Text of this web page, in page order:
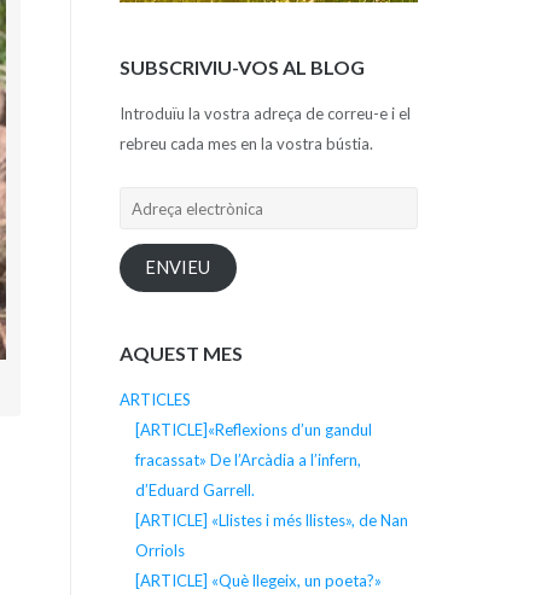
SUBSCRIVIU-VOS AL BLOG
Introduïu la vostra adreça de correu-e i el
rebreu cada mes en la vostra bústia.
Adreça
ENVIEU
AQUEST MES
ARTICLES
[ARTICLE]«Reflexions d’un gandul
fracassat» De l’Arcàdia a l’infern,
d’Eduard Garrell.
[ARTICLE] «Llistes i més llistes», de Nan
Orriols
[ARTICLE] «Què llegeix, un poeta?»